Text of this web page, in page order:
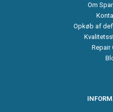
Om
Opkøb af
Repair